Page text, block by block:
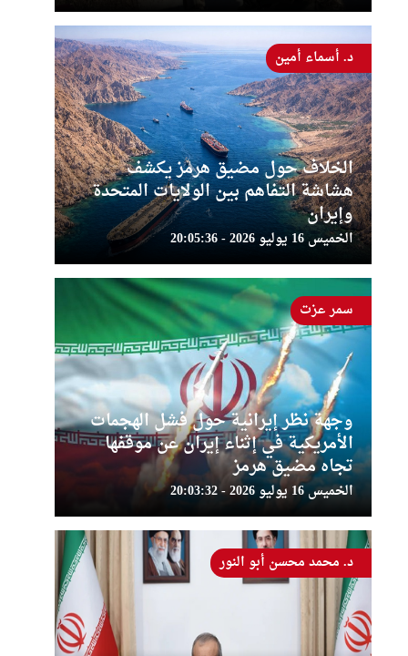
الخلاف حول مضيق هرمز يكشف
هشاشة التفاهم بين الولايات المتحدة
وإيران
الخميس 16 يوليو 2026 - 20:05:36
د. أسماء أمين
وجهة نظر إيرانية حول فشل الهجمات
الأمريكية في إثناء إيران عن موقفها
تجاه مضيق هرمز
الخميس 16 يوليو 2026 - 20:03:32
سمر عزت
د. محمد محسن أبو النور